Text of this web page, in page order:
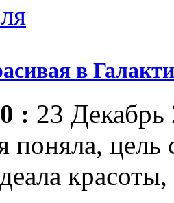
в
: 23
поняла,
красоты,